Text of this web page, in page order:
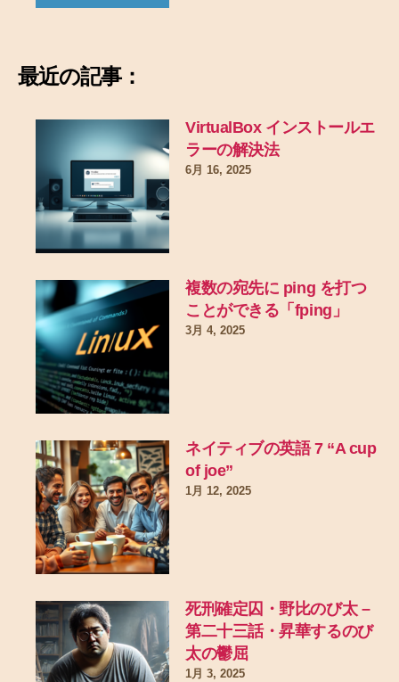
最近の記事：
VirtualBox インストールエ
ラーの解決法
6月 16, 2025
複数の宛先に ping を打つ
ことができる「fping」
3月 4, 2025
ネイティブの英語 7 “A cup
of joe”
1月 12, 2025
死刑確定囚・野比のび太 –
第二十三話・昇華するのび
太の鬱屈
1月 3, 2025